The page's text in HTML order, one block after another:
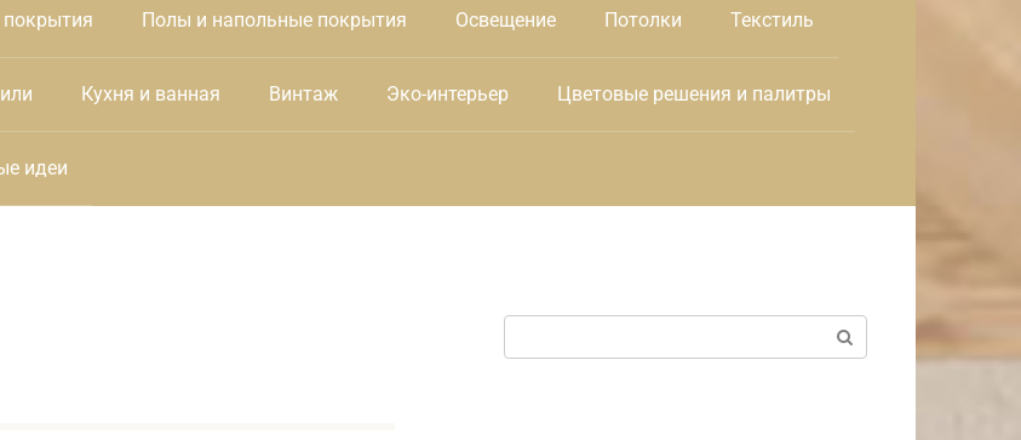
Полы и напольные покрытия Освещение Потолки Текстиль
Кухня и ванная Винтаж Эко-интерьер Цветовые решения и палитры
идеи